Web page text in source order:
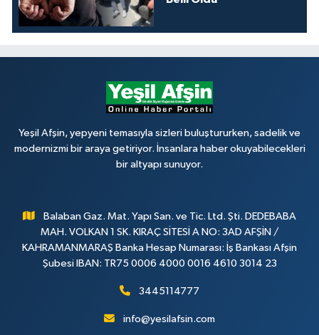
Yeşil Afşin, yepyeni temasıyla sizleri buluştururken, sadelik ve
modernizmi bir araya getiriyor. İnsanlara haber okuyabilecekleri
bir altyapı sunuyor.
Balaban Gaz. Mat. Yapı San. ve Tic. Ltd. Şti. DEDEBABA
MAH. VOLKAN 1 SK. KIRAÇ SİTESİ A NO: 3AD AFŞİN /
KAHRAMANMARAŞ Banka Hesap Numarası: İş Bankası Afşin
Şubesi IBAN: TR75 0006 4000 0016 4610 3014 23
3445114777
info@yesilafsin.com